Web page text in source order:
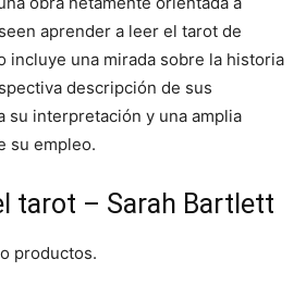
aprender a leer el tarot de
incluye una mirada sobre la historia
descripción de sus
su interpretación y una amplia
su empleo.
tarot – Sarah Bartlett
productos.